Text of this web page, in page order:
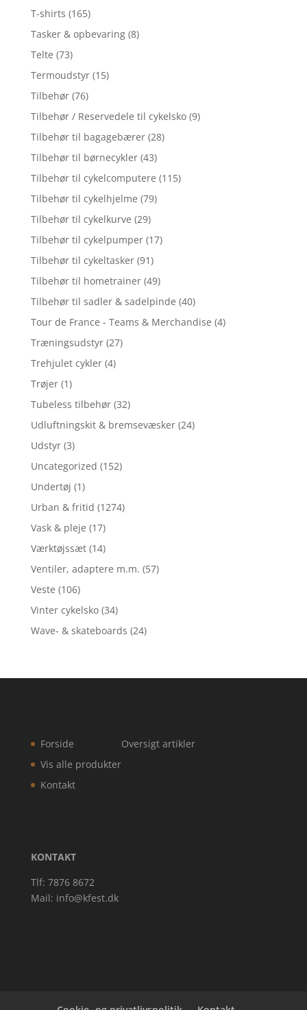
T-shirts (165)
Tasker & opbevaring (8)
Telte (73)
Termoudstyr (15)
Tilbehør (76)
Tilbehør / Reservedele til cykelsko (9)
Tilbehør til bagagebærer (28)
Tilbehør til børnecykler (43)
Tilbehør til cykelcomputere (115)
Tilbehør til cykelhjelme (79)
Tilbehør til cykelkurve (29)
Tilbehør til cykelpumper (17)
Tilbehør til cykeltasker (91)
Tilbehør til hometrainer (49)
Tilbehør til sadler & sadelpinde (40)
Tour de France - Teams & Merchandise (4)
Træningsudstyr (27)
Trehjulet cykler (4)
Trøjer (1)
Tubeless tilbehør (32)
Udluftningskit & bremsevæsker (24)
Udstyr (3)
Uncategorized (152)
Undertøj (1)
Urban & fritid (1274)
Vask & pleje (17)
Værktøjssæt (14)
Ventiler, adaptere m.m. (57)
Veste (106)
Vinter cykelsko (34)
Wave- & skateboards (24)
Forside
Vis alle produkter
Kontakt
Oversigt artikler
KONTAKT
Tlf: 7876 8672
Mail: info@kfest.dk